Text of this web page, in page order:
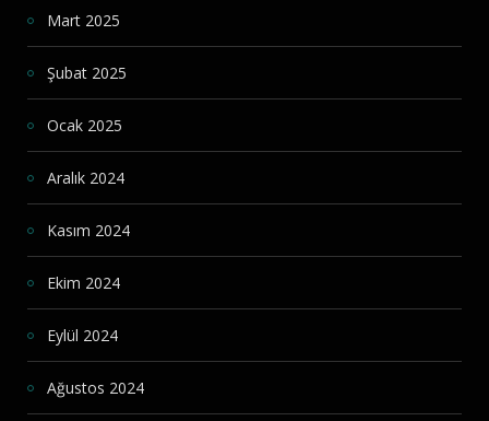
Mart 2025
Şubat 2025
Ocak 2025
Aralık 2024
Kasım 2024
Ekim 2024
Eylül 2024
Ağustos 2024